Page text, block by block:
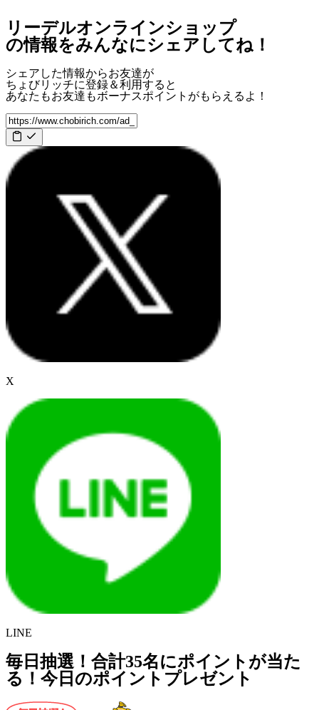
リーデルオンラインショップ
の情報をみんなにシェアしてね！
シェアした情報からお友達が
ちょびリッチに登録＆利用すると
あなたもお友達もボーナスポイント がもらえるよ！
X
LINE
毎日抽選！合計35名にポイントが当た
る！今日のポイントプレゼント